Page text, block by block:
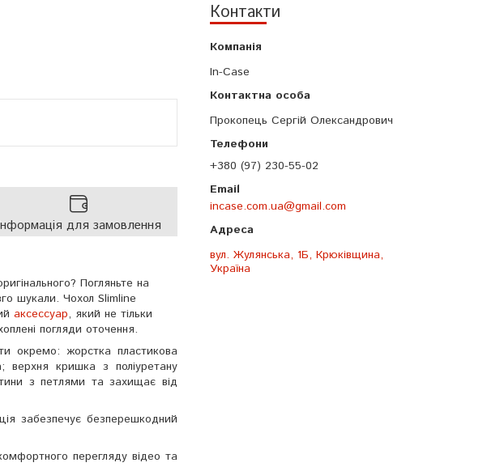
Контакти
In-Case
Прокопець Сергій Олександрович
+380 (97) 230-55-02
incase.com.ua@gmail.com
вул. Жулянська, 1Б, Крюківщина,
Україна
для замовлення
Погляньте на
шукали. Чохол Slimline
аксессуар, який не тільки
погляди оточення.
окремо: жорстка пластикова
верхня кришка з поліуретану
з петлями та захищає від
забезпечує безперешкодний
перегляду відео та